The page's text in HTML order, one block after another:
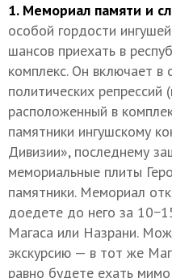
1. Мемориал памяти и
особой гордости
шансов приехать в
комплекс. Он включает
политических репрессий
расположенный в
памятники ингушскому
Дивизии», последнему
мемориальные плиты
памятники. Мемориал
доедете до него за
Магаса или Назрани.
экскурсию — в тот же
равно будете ехать